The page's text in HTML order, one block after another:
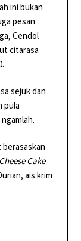
ini bukan
pesan
Cendol
citarasa
sejuk dan
pula
berasaskan
Cheese Cake
ais krim